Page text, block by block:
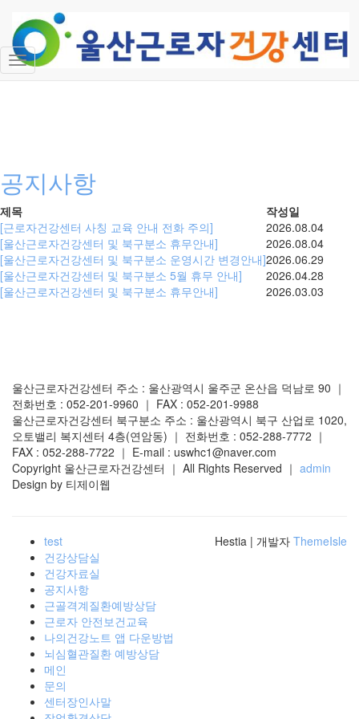
내
센터 찾아오시는 길
공지사항
제목
작성일
[근로자건강센터 사칭 교육 안내 전화 주의]
2026.08.04
[울산근로자건강센터 및 북구분소 휴무안내]
2026.08.04
[울산근로자건강센터 및 북구분소 운영시간 변경안내]2026.06.29
[울산근로자건강센터 및 북구분소 5월 휴무 안내]
2026.04.28
[울산근로자건강센터 및 북구분소 휴무안내]
2026.03.03
울산근로자건강센터 주소 : 울산광역시 울주군 온산읍 덕남로 90 ｜
전화번호 : 052-201-9960 ｜ FAX : 052-201-9988
울산근로자건강센터 북구분소 주소 : 울산광역시 북구 산업로 1020,
오토밸리 복지센터 4층(연암동) ｜ 전화번호 : 052-288-7772 ｜
FAX : 052-288-7722 ｜ E-mail : uswhc1@naver.com
Copyright 울산근로자건강센터 ｜ All Rights Reserved ｜ admin
Design by 티제이웹
test
건강상담실
건강자료실
공지사항
근골격계질환예방상담
근로자 안전보건교육
나의건강노트 앱 다운방법
뇌심혈관질환 예방상담
메인
문의
센터장인사말
Hestia | 개발자 ThemeIsle